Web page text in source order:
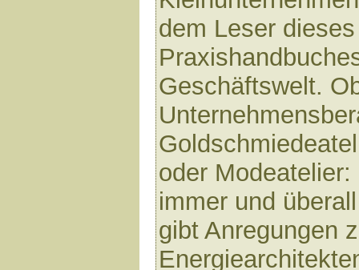
dem Leser
Geschäftswelt.
oder
immer und
gibt Anregungen